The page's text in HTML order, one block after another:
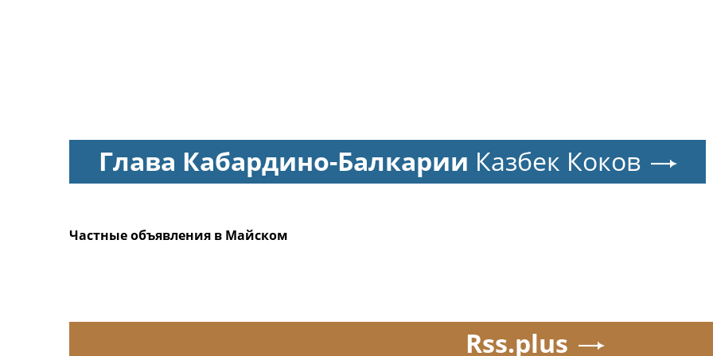
Глава Кабардино-Балкарии Казбек Коков
Частные объявления в Майском
Rss.plus